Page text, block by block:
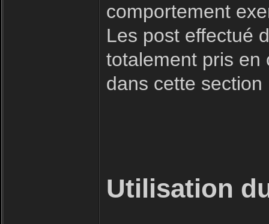
comportement
Les post effectué
totalement pris en
dans cette
Utilisation